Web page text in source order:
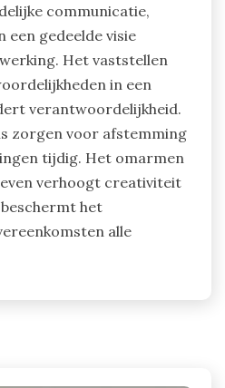
communicatie,
gedeelde visie
Het vaststellen
in een
verantwoordelijkheid.
zorgen voor afstemming
tijdig. Het omarmen
verhoogt creativiteit
het
alle